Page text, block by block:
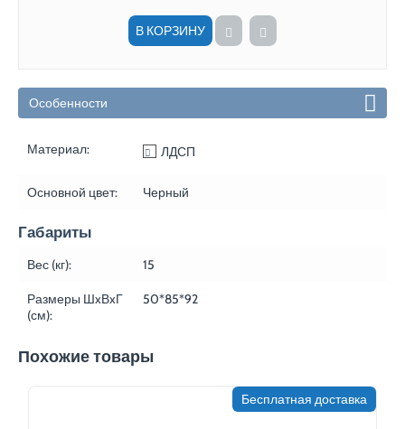
В КОРЗИНУ
Особенности
Материал: ЛДСП
Основной цвет: Черный
Габариты
Вес (кг): 15
Размеры ШxВxГ
(см):
50*85*92
Похожие товары
Бесплатная доставка